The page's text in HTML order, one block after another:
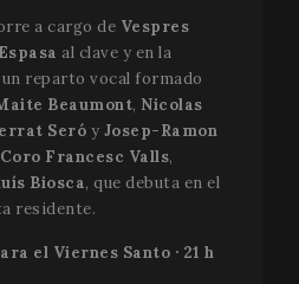
a cargo de Vespres
al clave y en la
reparto vocal formado
Beaumont, Nicolas
Seró y Josep-Ramon
Coro Francesc Valls,
Biosca, que debuta en el
residente.
el Viernes Santo · 21 h